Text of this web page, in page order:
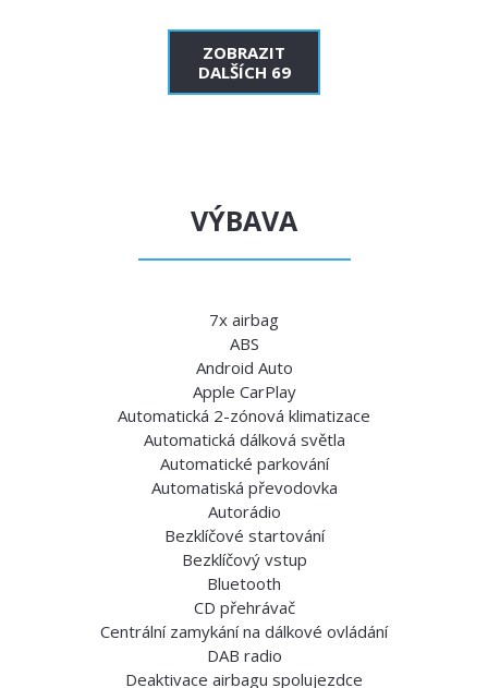
ZOBRAZIT
DALŠÍCH 69
VÝBAVA
7x airbag
ABS
Android Auto
Apple CarPlay
Automatická 2-zónová klimatizace
Automatická dálková světla
Automatické parkování
Automatiská převodovka
Autorádio
Bezklíčové startování
Bezklíčový vstup
Bluetooth
CD přehrávač
Centrální zamykání na dálkové ovládání
DAB radio
Deaktivace airbagu spolujezdce